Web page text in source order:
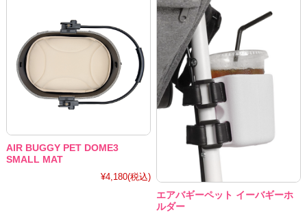
AIR BUGGY PET DOME3
SMALL MAT
¥4,180(税込)
エアバギーペット イーバギーホ
ルダー